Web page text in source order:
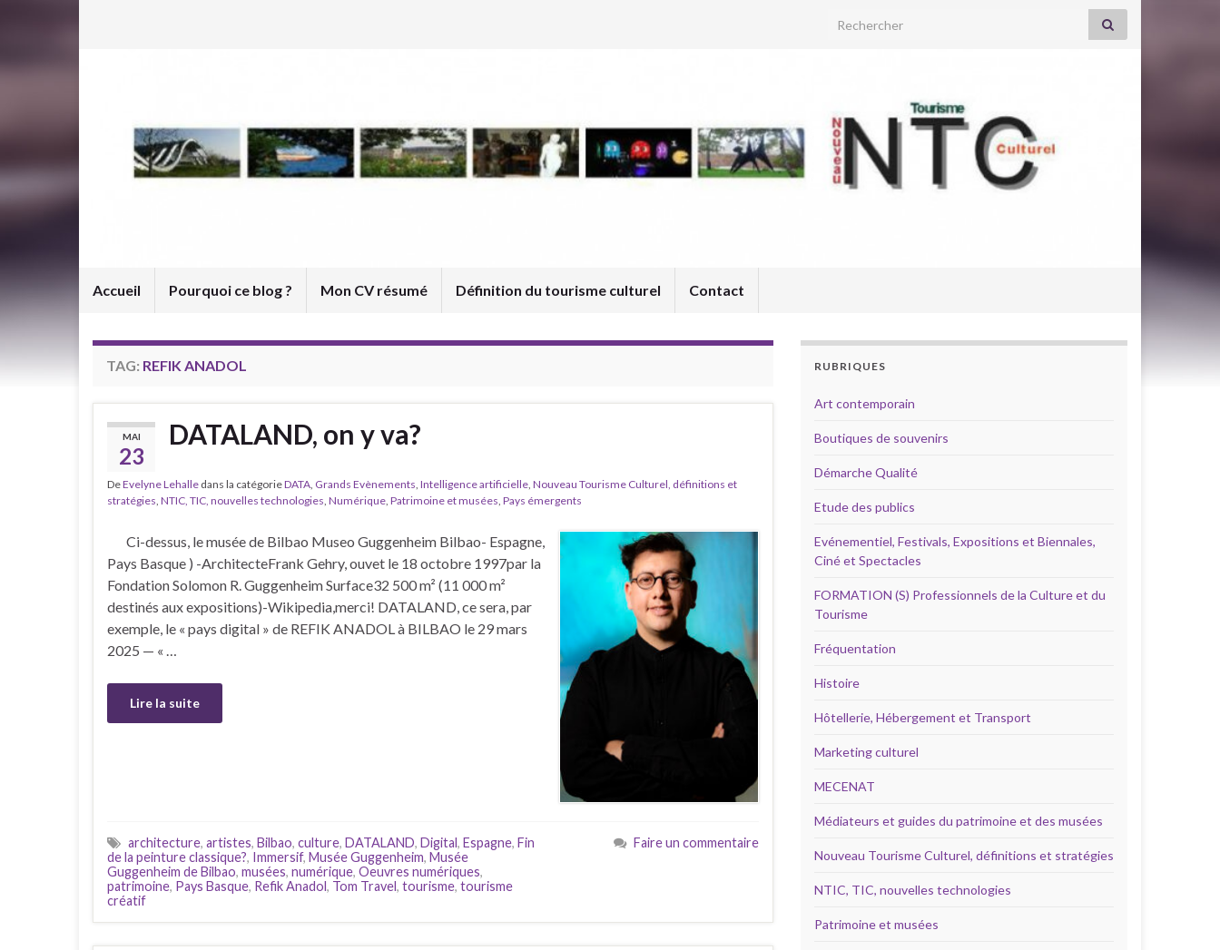
Search for:
Accueil Pourquoi ce blog ? Mon CV résumé Définition du tourisme culturel Contact
TAG: REFIK ANADOL
MAI
23
DATALAND, on y va?
DeEvelyne Lehalle dans la catégorieDATA, Grands Evènements, Intelligence artificielle, Nouveau Tourisme Culturel, définitions et
stratégies, NTIC, TIC, nouvelles technologies, Numérique, Patrimoine et musées, Pays émergents
Ci-dessus, le musée de Bilbao Museo Guggenheim Bilbao- Espagne,
Pays Basque ) -ArchitecteFrank Gehry, ouvet le 18 octobre 1997par la
Fondation Solomon R. Guggenheim Surface32 500 m² (11 000 m²
destinés aux expositions)-Wikipedia,merci! DATALAND, ce sera, par
exemple, le « pays digital » de REFIK ANADOL à BILBAO le 29 mars
2025 — « …
Lire la suite
architecture, artistes, Bilbao, culture, DATALAND, Digital, Espagne, Fin
de la peinture classique?, Immersif, Musée Guggenheim, Musée
Guggenheim de Bilbao, musées, numérique, Oeuvres numériques,
patrimoine, Pays Basque, Refik Anadol, Tom Travel, tourisme, tourisme
créatif
Faire un commentaire
RUBRIQUES
Art contemporain
Boutiques de souvenirs
Démarche Qualité
Etude des publics
Evénementiel, Festivals, Expositions et Biennales,
Ciné et Spectacles
FORMATION (S) Professionnels de la Culture et du
Tourisme
Fréquentation
Histoire
Hôtellerie, Hébergement et Transport
Marketing culturel
MECENAT
Médiateurs et guides du patrimoine et des musées
Nouveau Tourisme Culturel, définitions et stratégies
NTIC, TIC, nouvelles technologies
Patrimoine et musées